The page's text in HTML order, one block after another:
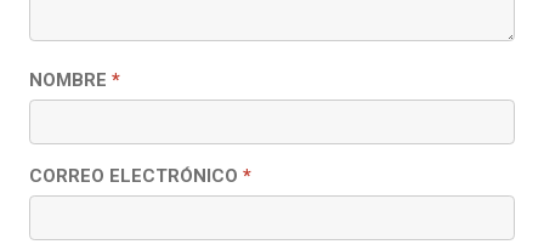
NOMBRE *
CORREO ELECTRÓNICO *